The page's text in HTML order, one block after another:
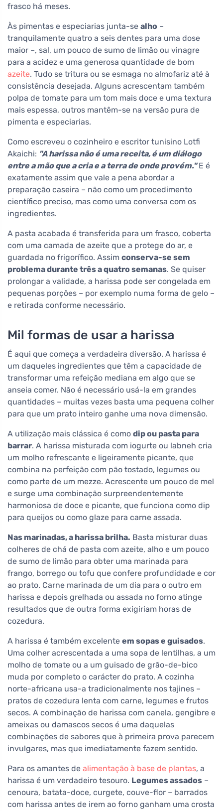
frasco há meses.
Às pimentas e especiarias junta-se alho –
tranquilamente quatro a seis dentes para uma dose
maior –, sal, um pouco de sumo de limão ou vinagre
para a acidez e uma generosa quantidade de bom
azeite. Tudo se tritura ou se esmaga no almofariz até à
consistência desejada. Alguns acrescentam também
polpa de tomate para um tom mais doce e uma textura
mais espessa, outros mantêm-se na versão pura de
pimenta e especiarias.
Como escreveu o cozinheiro e escritor tunisino Lotfi
Akaichi: "A harissa não é uma receita, é um diálogo
entre a mão que a cria e a terra de onde provém."E é
exatamente assim que vale a pena abordar a
preparação caseira – não como um procedimento
científico preciso, mas como uma conversa com os
ingredientes.
A pasta acabada é transferida para um frasco, coberta
com uma camada de azeite que a protege do ar, e
guardada no frigorífico. Assim conserva-se sem
problema durante três a quatro semanas. Se quiser
prolongar a validade, a harissa pode ser congelada em
pequenas porções – por exemplo numa forma de gelo –
e retirada conforme necessário.
Mil formas de usar a harissa
É aqui que começa a verdadeira diversão. A harissa é
um daqueles ingredientes que têm a capacidade de
transformar uma refeição mediana em algo que se
anseia comer. Não é necessário usá-la em grandes
quantidades – muitas vezes basta uma pequena colher
para que um prato inteiro ganhe uma nova dimensão.
A utilização mais clássica é como dip ou pasta para
barrar. A harissa misturada com iogurte ou labneh cria
um molho refrescante e ligeiramente picante, que
combina na perfeição com pão tostado, legumes ou
como parte de um mezze. Acrescente um pouco de mel
e surge uma combinação surpreendentemente
harmoniosa de doce e picante, que funciona como dip
para queijos ou como glaze para carne assada.
Nas marinadas, a harissa brilha. Basta misturar duas
colheres de chá de pasta com azeite, alho e um pouco
de sumo de limão para obter uma marinada para
frango, borrego ou tofu que confere profundidade e cor
ao prato. Carne marinada de um dia para o outro em
harissa e depois grelhada ou assada no forno atinge
resultados que de outra forma exigiriam horas de
cozedura.
A harissa é também excelente em sopas e guisados.
Uma colher acrescentada a uma sopa de lentilhas, a um
molho de tomate ou a um guisado de grão-de-bico
muda por completo o carácter do prato. A cozinha
norte-africana usa-a tradicionalmente nos tajines –
pratos de cozedura lenta com carne, legumes e frutos
secos. A combinação de harissa com canela, gengibre e
ameixas ou damascos secos é uma daquelas
combinações de sabores que à primeira prova parecem
invulgares, mas que imediatamente fazem sentido.
Para os amantes de alimentação à base de plantas, a
harissa é um verdadeiro tesouro. Legumes assados –
cenoura, batata-doce, curgete, couve-flor – barrados
com harissa antes de irem ao forno ganham uma crosta